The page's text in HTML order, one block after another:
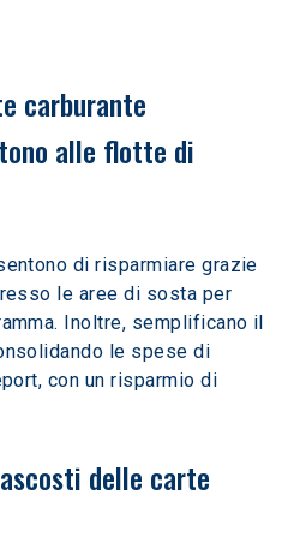
carburante
alle flotte di
di risparmiare grazie
le aree di sosta per
Inoltre, semplificano il
le spese di
con un risparmio di
delle carte